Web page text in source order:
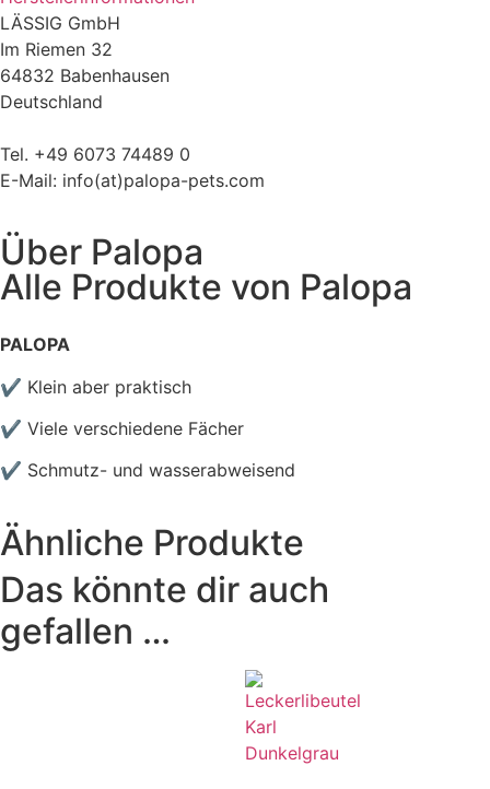
LÄSSIG GmbH
Im Riemen 32
64832 Babenhausen
Deutschland
Tel. +49 6073 74489 0
E-Mail: info(at)palopa-pets.com
Über Palopa
Alle Produkte von Palopa
PALOPA
✔ Klein aber praktisch
✔ Viele verschiedene Fächer
✔ Schmutz- und wasserabweisend
Ähnliche Produkte
Das könnte dir auch
gefallen …